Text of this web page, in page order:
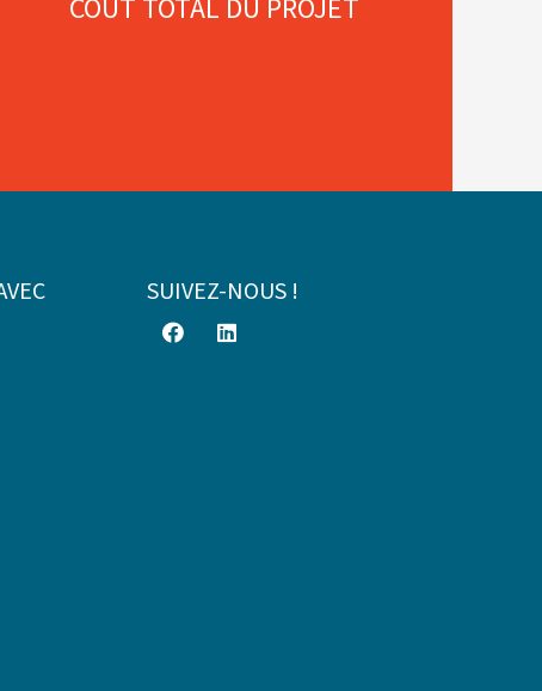
COÛT TOTAL DU PROJET
SUIVEZ-NOUS !